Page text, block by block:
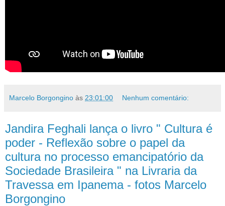
Marcelo Borgongino às 23:01:00 Nenhum comentário:
Jandira Feghali lança o livro " Cultura é
poder - Reflexão sobre o papel da
cultura no processo emancipatório da
Sociedade Brasileira " na Livraria da
Travessa em Ipanema - fotos Marcelo
Borgongino